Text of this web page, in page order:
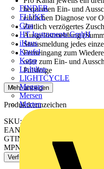
FINDER
FLUKE
Gira
HT Instruments GmbH
iHaus
Kaufel
Kopp
Lichtline
LIGHTCYCLE
Megger
Mersen
Merten
bequemen Ein- und
einfachen Diagnose vor
Zeitlich verzögertes
Ausgelöstmeldung
Statusmeldung jedes
Ferneingang zum
oder zum Ein- und
Pulsfolge
Mehr anzeigen
Produktkennzeichen
SKU: 787-1664
EAN: 4050821502609
GTIN: 4050821502609
MPN: 787-1664
Verfügbar: 2 Händler